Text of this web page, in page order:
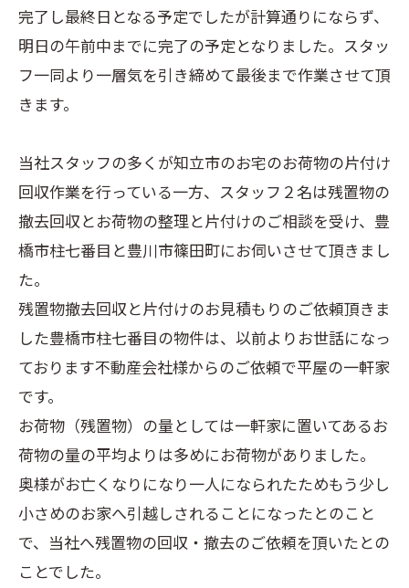
完了し最終日となる予定でしたが計算通りにならず、
明日の午前中までに完了の予定となりました。スタッ
フ一同より一層気を引き締めて最後まで作業させて頂
きます。
当社スタッフの多くが知立市のお宅のお荷物の片付け
回収作業を行っている一方、スタッフ２名は残置物の
撤去回収とお荷物の整理と片付けのご相談を受け、豊
橋市柱七番目と豊川市篠田町にお伺いさせて頂きまし
た。
残置物撤去回収と片付けのお見積もりのご依頼頂きま
した豊橋市柱七番目の物件は、以前よりお世話になっ
ております不動産会社様からのご依頼で平屋の一軒家
です。
お荷物（残置物）の量としては一軒家に置いてあるお
荷物の量の平均よりは多めにお荷物がありました。
奥様がお亡くなりになり一人になられたためもう少し
小さめのお家へ引越しされることになったとのこと
で、当社へ残置物の回収・撤去のご依頼を頂いたとの
ことでした。